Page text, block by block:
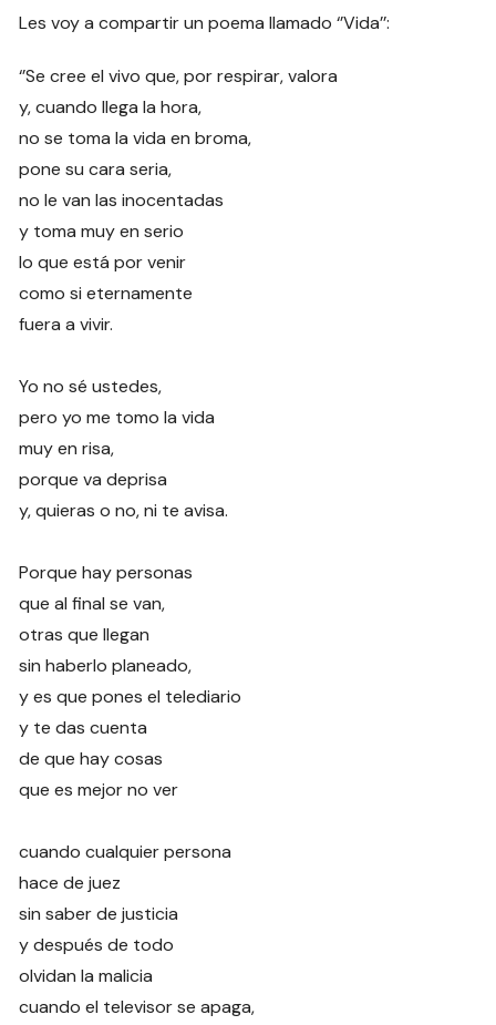
Les voy a compartir un poema llamado ‘’Vida’’:
‘’Se cree el vivo que, por respirar, valora
y, cuando llega la hora,
no se toma la vida en broma,
pone su cara seria,
no le van las inocentadas
y toma muy en serio
lo que está por venir
como si eternamente
fuera a vivir.
Yo no sé ustedes,
pero yo me tomo la vida
muy en risa,
porque va deprisa
y, quieras o no, ni te avisa.
Porque hay personas
que al final se van,
otras que llegan
sin haberlo planeado,
y es que pones el telediario
y te das cuenta
de que hay cosas
que es mejor no ver
cuando cualquier persona
hace de juez
sin saber de justicia
y después de todo
olvidan la malicia
cuando el televisor se apaga,